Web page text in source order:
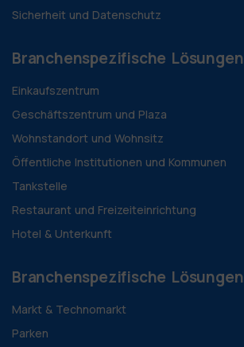
Sicherheit und Datenschutz
Branchenspezifische Lösungen
Einkaufszentrum
Geschäftszentrum und Plaza
Wohnstandort und Wohnsitz
Öffentliche Institutionen und Kommunen
Tankstelle
Restaurant und Freizeiteinrichtung
Hotel & Unterkunft
Branchenspezifische Lösungen
Markt & Technomarkt
Parken